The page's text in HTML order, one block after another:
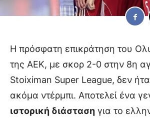
Η πρόσφατη επικράτηση του
της ΑΕΚ, με σκορ 2-0 στην 8η
Stoiximan Super League, δεν
ακόμα ντέρμπι. Αποτελεί ένα
ιστορική διάσταση για το